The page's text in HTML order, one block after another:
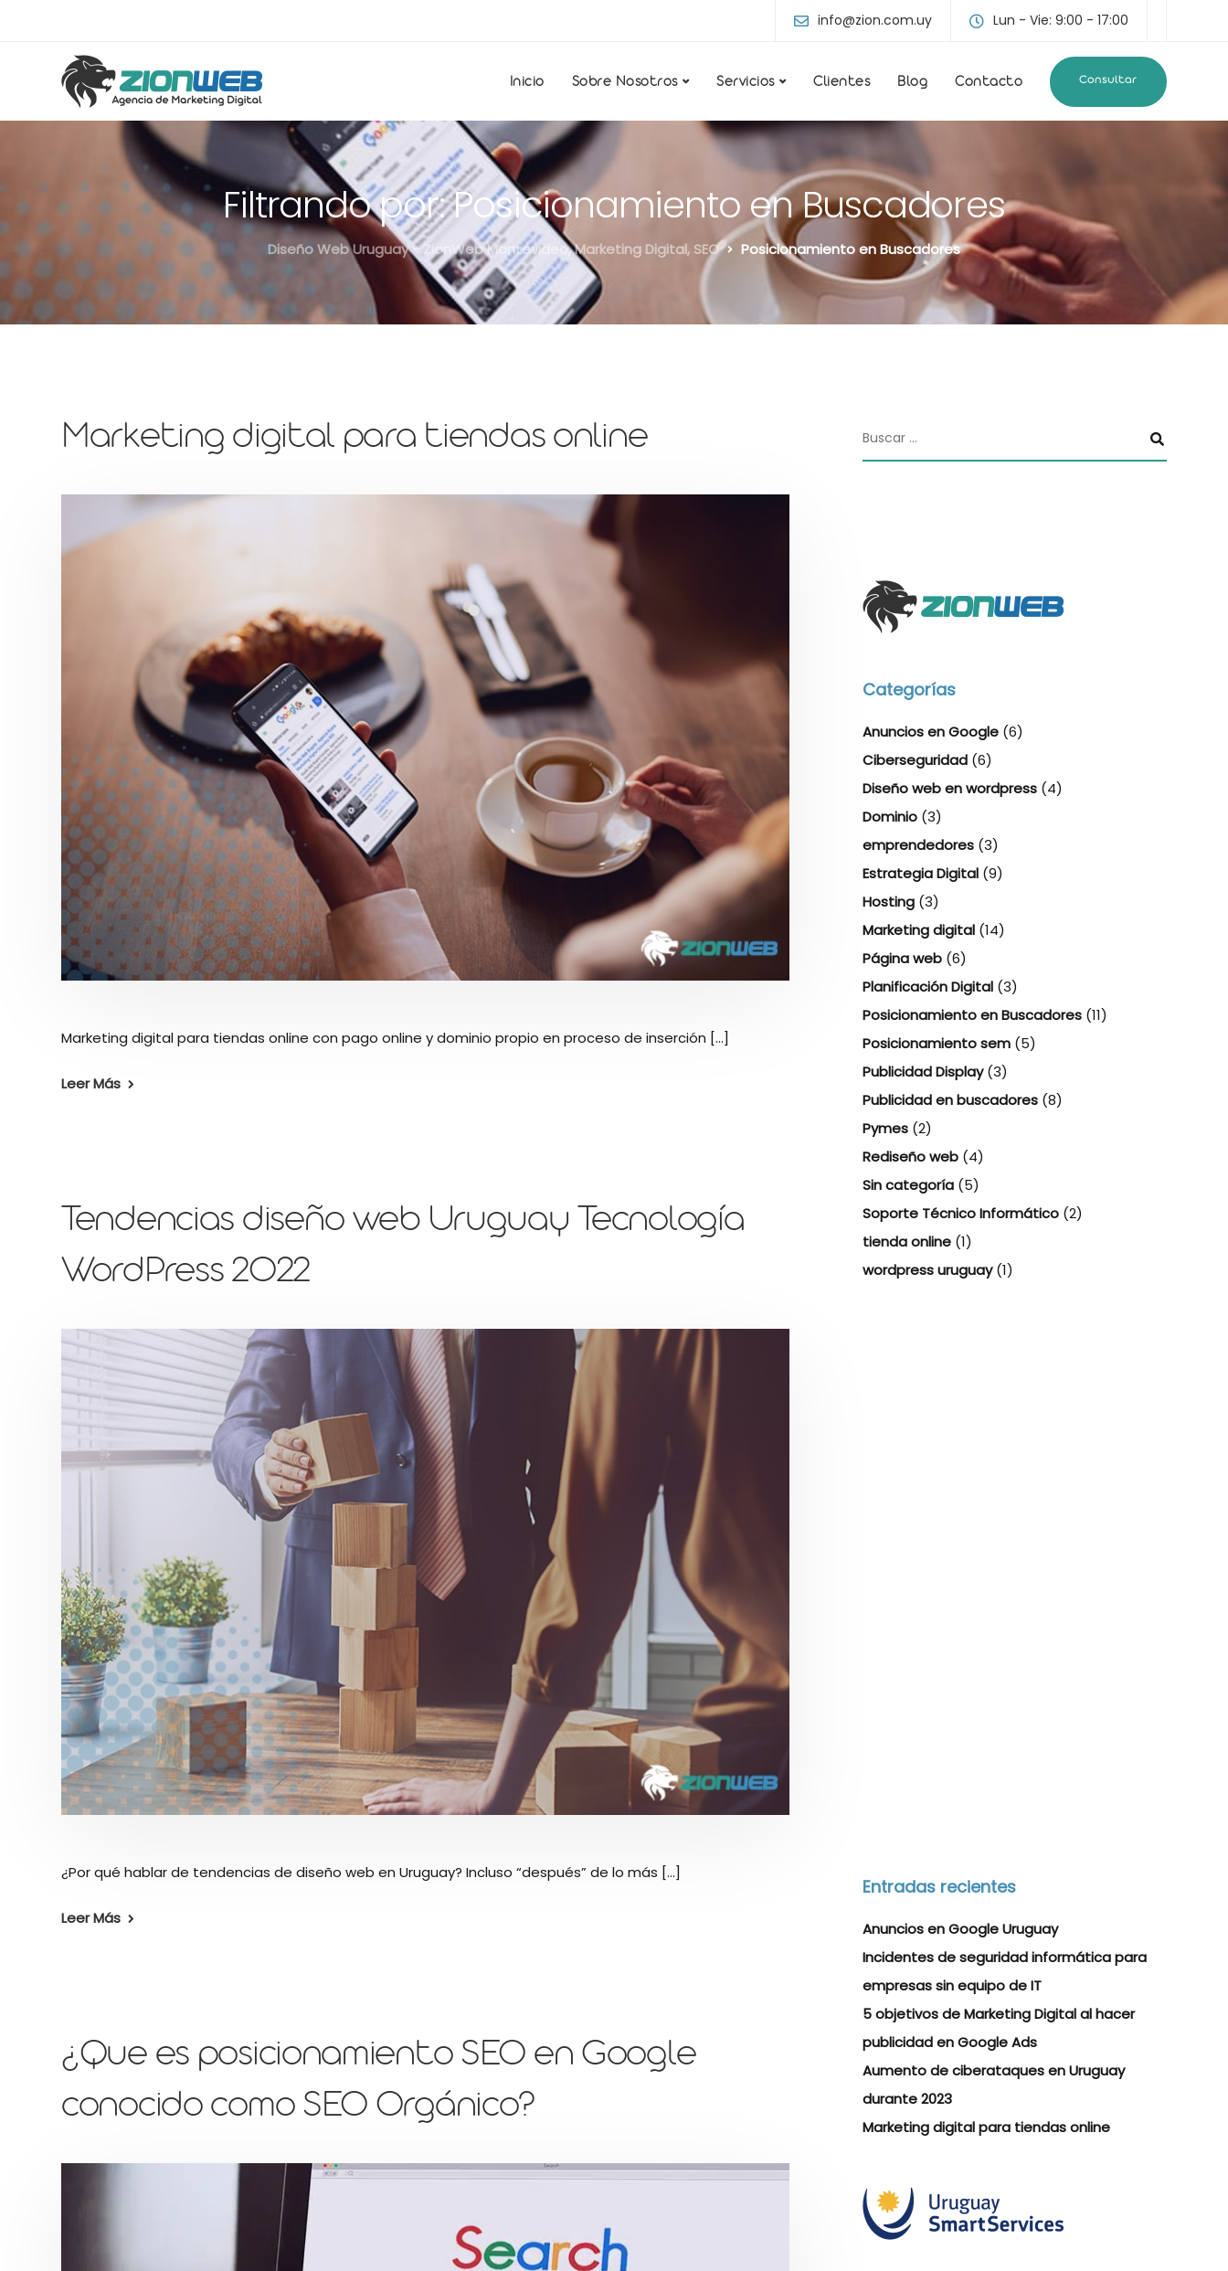
info@zion.com.uy Lun - Vie: 9:00 - 17:00
Inicio Sobre Nosotros Servicios Clientes Blog Contacto Consultar
Filtrando por: Posicionamiento en Buscadores
Diseño Web Uruguay - ZionWeb Montevideo, Marketing Digital, SEO Posicionamiento en Buscadores
Marketing digital para tiendas online
Marketing digital para tiendas online con pago online y dominio propio en proceso de inserción [...]
Leer Más
Tendencias diseño web Uruguay Tecnología
WordPress 2022
¿Por qué hablar de tendencias de diseño web en Uruguay? Incluso “después” de lo más [...]
Leer Más
¿Que es posicionamiento SEO en Google
conocido como SEO Orgánico?
Categorías
Anuncios en Google(6)
Ciberseguridad(6)
Diseño web en wordpress(4)
Dominio(3)
emprendedores(3)
Estrategia Digital(9)
Hosting(3)
Marketing digital(14)
Página web(6)
Planificación Digital(3)
Posicionamiento en Buscadores(11)
Posicionamiento sem(5)
Publicidad Display(3)
Publicidad en buscadores(8)
Pymes(2)
Rediseño web(4)
Sin categoría(5)
Soporte Técnico Informático(2)
tienda online(1)
wordpress uruguay(1)
Entradas recientes
Anuncios en Google Uruguay
Incidentes de seguridad informática para
empresas sin equipo de IT
5 objetivos de Marketing Digital al hacer
publicidad en Google Ads
Aumento de ciberataques en Uruguay
durante 2023
Marketing digital para tiendas online